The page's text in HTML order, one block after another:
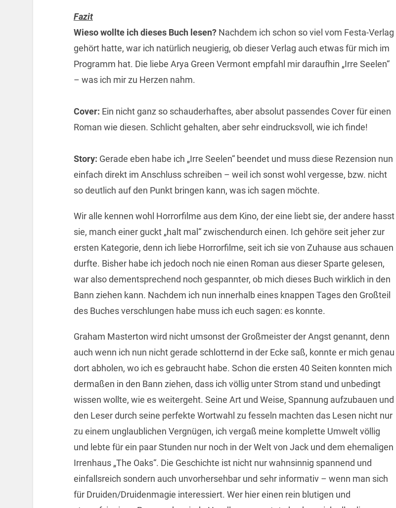
Fazit
Wieso wollte ich dieses Buch lesen? Nachdem ich schon so viel vom Festa-Verlag
gehört hatte, war ich natürlich neugierig, ob dieser Verlag auch etwas für mich im
Programm hat. Die liebe Arya Green Vermont empfahl mir daraufhin „Irre Seelen“
– was ich mir zu Herzen nahm.
Cover: Ein nicht ganz so schauderhaftes, aber absolut passendes Cover für einen
Roman wie diesen. Schlicht gehalten, aber sehr eindrucksvoll, wie ich finde!
Story: Gerade eben habe ich „Irre Seelen“ beendet und muss diese Rezension nun
einfach direkt im Anschluss schreiben – weil ich sonst wohl vergesse, bzw. nicht
so deutlich auf den Punkt bringen kann, was ich sagen möchte.
Wir alle kennen wohl Horrorfilme aus dem Kino, der eine liebt sie, der andere hasst
sie, manch einer guckt „halt mal“ zwischendurch einen. Ich gehöre seit jeher zur
ersten Kategorie, denn ich liebe Horrorfilme, seit ich sie von Zuhause aus schauen
durfte. Bisher habe ich jedoch noch nie einen Roman aus dieser Sparte gelesen,
war also dementsprechend noch gespannter, ob mich dieses Buch wirklich in den
Bann ziehen kann. Nachdem ich nun innerhalb eines knappen Tages den Großteil
des Buches verschlungen habe muss ich euch sagen: es konnte.
Graham Masterton wird nicht umsonst der Großmeister der Angst genannt, denn
auch wenn ich nun nicht gerade schlotternd in der Ecke saß, konnte er mich genau
dort abholen, wo ich es gebraucht habe. Schon die ersten 40 Seiten konnten mich
dermaßen in den Bann ziehen, dass ich völlig unter Strom stand und unbedingt
wissen wollte, wie es weitergeht. Seine Art und Weise, Spannung aufzubauen und
den Leser durch seine perfekte Wortwahl zu fesseln machten das Lesen nicht nur
zu einem unglaublichen Vergnügen, ich vergaß meine komplette Umwelt völlig
und lebte für ein paar Stunden nur noch in der Welt von Jack und dem ehemaligen
Irrenhaus „The Oaks“. Die Geschichte ist nicht nur wahnsinnig spannend und
einfallsreich sondern auch unvorhersehbar und sehr informativ – wenn man sich
für Druiden/Druidenmagie interessiert. Wer hier einen rein blutigen und